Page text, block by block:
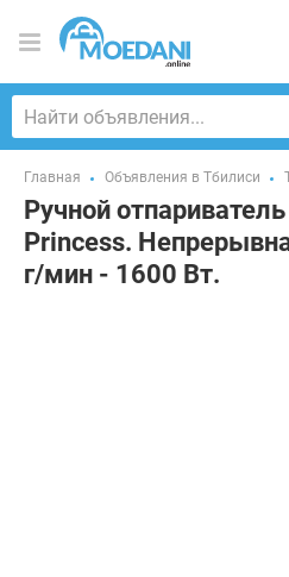
Главная Объявления в Тбилиси
Ручной
Princess.
г/мин - 1600 Вт.